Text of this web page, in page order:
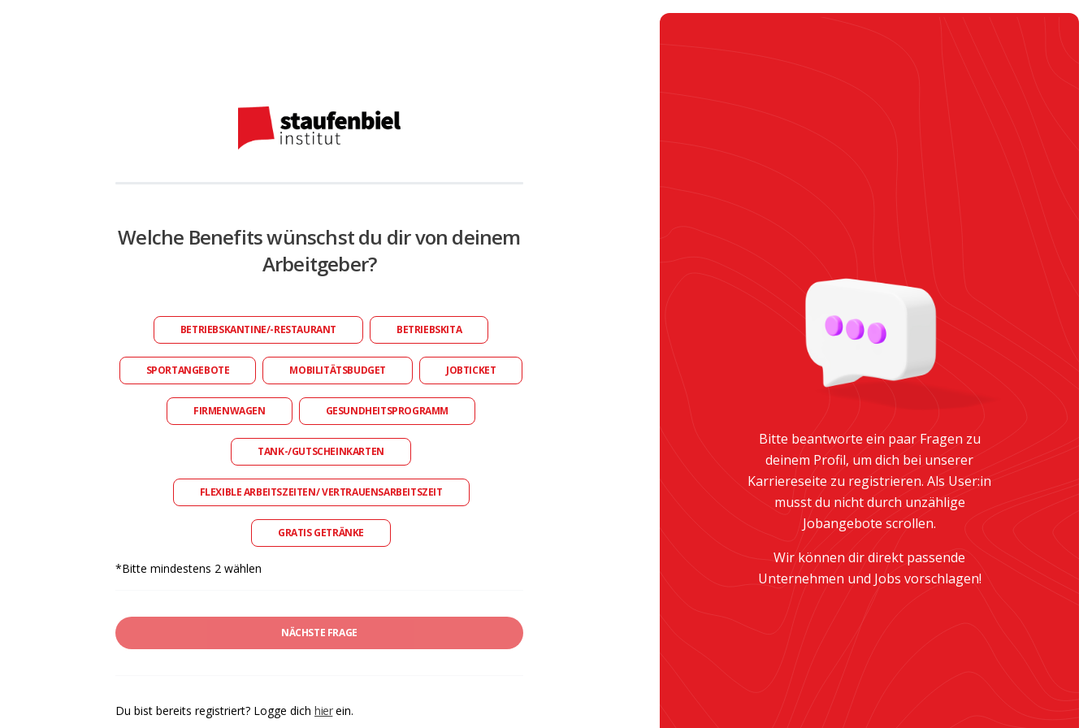
Welche Benefits wünschst du dir von deinem
Arbeitgeber?
BETRIEBSKANTINE/-RESTAURANT BETRIEBSKITA
SPORTANGEBOTE MOBILITÄTSBUDGET JOBTICKET
FIRMENWAGEN GESUNDHEITSPROGRAMM
TANK-/GUTSCHEINKARTEN
FLEXIBLE ARBEITSZEITEN/ VERTRAUENSARBEITSZEIT
GRATIS GETRÄNKE
*Bitte mindestens 2 wählen
NÄCHSTE FRAGE
Du bist bereits registriert? Logge dich hierein.
Bitte beantworte ein paar Fragen zu
deinem Profil, um dich bei unserer
Karriereseite zu registrieren. Als User:in
musst du nicht durch unzählige
Jobangebote scrollen.
Wir können dir direkt passende
Unternehmen und Jobs vorschlagen!